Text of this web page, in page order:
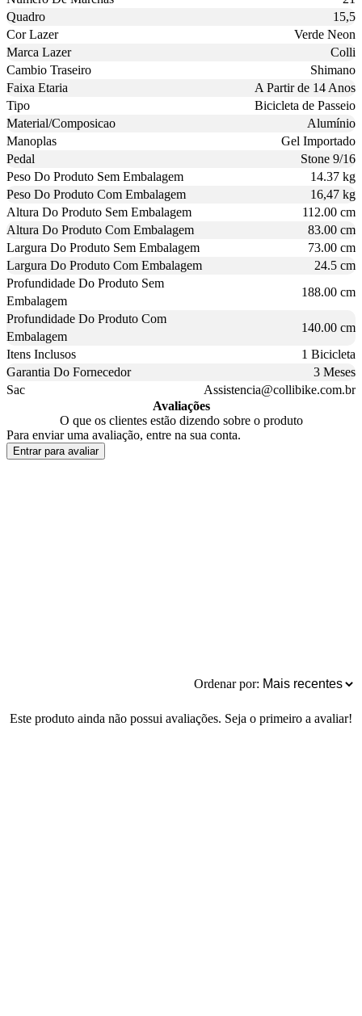
Quadro
15,5
Cor Lazer
Verde Neon
Marca Lazer
Colli
Cambio Traseiro
Shimano
Faixa Etaria
A Partir de 14 Anos
Tipo
Bicicleta de Passeio
Material/Composicao
Alumínio
Manoplas
Gel Importado
Pedal
Stone 9/16
Peso Do Produto Sem Embalagem
14.37 kg
Peso Do Produto Com Embalagem
16,47 kg
Altura Do Produto Sem Embalagem
112.00 cm
Altura Do Produto Com Embalagem
83.00 cm
Largura Do Produto Sem Embalagem
73.00 cm
Largura Do Produto Com Embalagem
24.5 cm
Profundidade Do Produto Sem
Embalagem
188.00 cm
Profundidade Do Produto Com
Embalagem
140.00 cm
Itens Inclusos
1 Bicicleta
Garantia Do Fornecedor
3 Meses
Sac
Assistencia@collibike.com.br
Avaliações
O que os clientes estão dizendo sobre o produto
Para enviar uma avaliação, entre na sua conta.
Entrar para avaliar
Ordenar por:
Este produto ainda não possui avaliações. Seja o primeiro a avaliar!